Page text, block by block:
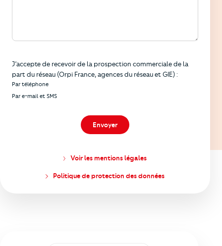
J’accepte de recevoir de la prospection commerciale de la
part du réseau (Orpi France, agences du réseau et GIE) :
Par téléphone
Par e-mail et SMS
Envoyer
Voir les mentions légales
Politique de protection des données